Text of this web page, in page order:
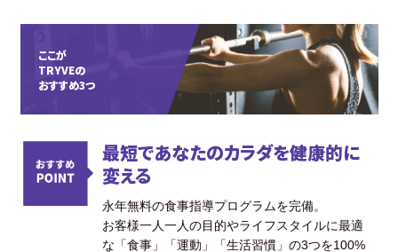
ここが
TRYVEの
おすすめ3つ
最短であなたのカラダを健康的に
変える
永年無料の食事指導プログラムを完備。
お客様一人一人の目的やライフスタイルに最適
な「食事」「運動」「生活習慣」の3つを100%